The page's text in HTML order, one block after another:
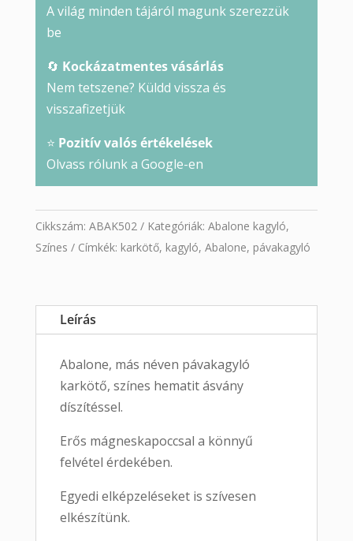
A világ minden tájáról magunk szerezzük
be
🔄 Kockázatmentes vásárlás
Nem tetszene? Küldd vissza és
visszafizetjük
⭐ Pozitív valós értékelések
Olvass rólunk a Google-en
Cikkszám: ABAK502 Kategóriák: Abalone kagyló,
Színes
Címkék: karkötő, kagyló, Abalone, pávakagyló
Leírás
Abalone, más néven pávakagyló
karkötő, színes hematit ásvány
díszítéssel.
Erős mágneskapoccsal a könnyű
felvétel érdekében.
Egyedi elképzeléseket is szívesen
elkészítünk.